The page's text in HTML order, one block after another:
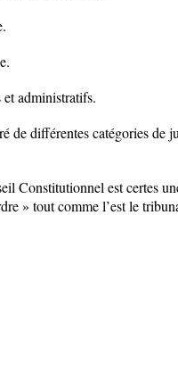
administratifs.
de différentes catégories de
Constitutionnel est certes
» tout comme l’est le